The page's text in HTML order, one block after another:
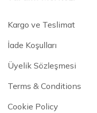
Kargo ve Teslimat
İade Koşulları
Üyelik Sözleşmesi
Terms & Conditions
Cookie Policy